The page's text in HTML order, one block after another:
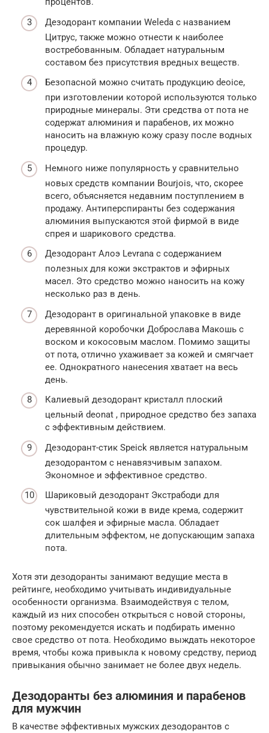
Дезодорант компании Weleda с названием
Цитрус, также можно отнести к наиболее
востребованным. Обладает натуральным
составом без присутствия вредных веществ.
Безопасной можно считать продукцию deoice,
при изготовлении которой используются только
природные минералы. Эти средства от пота не
содержат алюминия и парабенов, их можно
наносить на влажную кожу сразу после водных
процедур.
Немного ниже популярность у сравнительно
новых средств компании Bourjois, что, скорее
всего, объясняется недавним поступлением в
продажу. Антиперспиранты без содержания
алюминия выпускаются этой фирмой в виде
спрея и шарикового средства.
Дезодорант Алоэ Levrana с содержанием
полезных для кожи экстрактов и эфирных
масел. Это средство можно наносить на кожу
несколько раз в день.
Дезодорант в оригинальной упаковке в виде
деревянной коробочки Доброслава Макошь с
воском и кокосовым маслом. Помимо защиты
от пота, отлично ухаживает за кожей и смягчает
ее. Однократного нанесения хватает на весь
день.
Калиевый дезодорант кристалл плоский
цельный deonat , природное средство без запаха
с эффективным действием.
Дезодорант-стик Speick является натуральным
дезодорантом с ненавязчивым запахом.
Экономное и эффективное средство.
Шариковый дезодорант Экстрабоди для
чувствительной кожи в виде крема, содержит
сок шалфея и эфирные масла. Обладает
длительным эффектом, не допускающим запаха
пота.
Хотя эти дезодоранты занимают ведущие места в
рейтинге, необходимо учитывать индивидуальные
особенности организма. Взаимодействуя с телом,
каждый из них способен открыться с новой стороны,
поэтому рекомендуется искать и подбирать именно
свое средство от пота. Необходимо выждать некоторое
время, чтобы кожа привыкла к новому средству, период
привыкания обычно занимает не более двух недель.
Дезодоранты без алюминия и парабенов
для мужчин
В качестве эффективных мужских дезодорантов с